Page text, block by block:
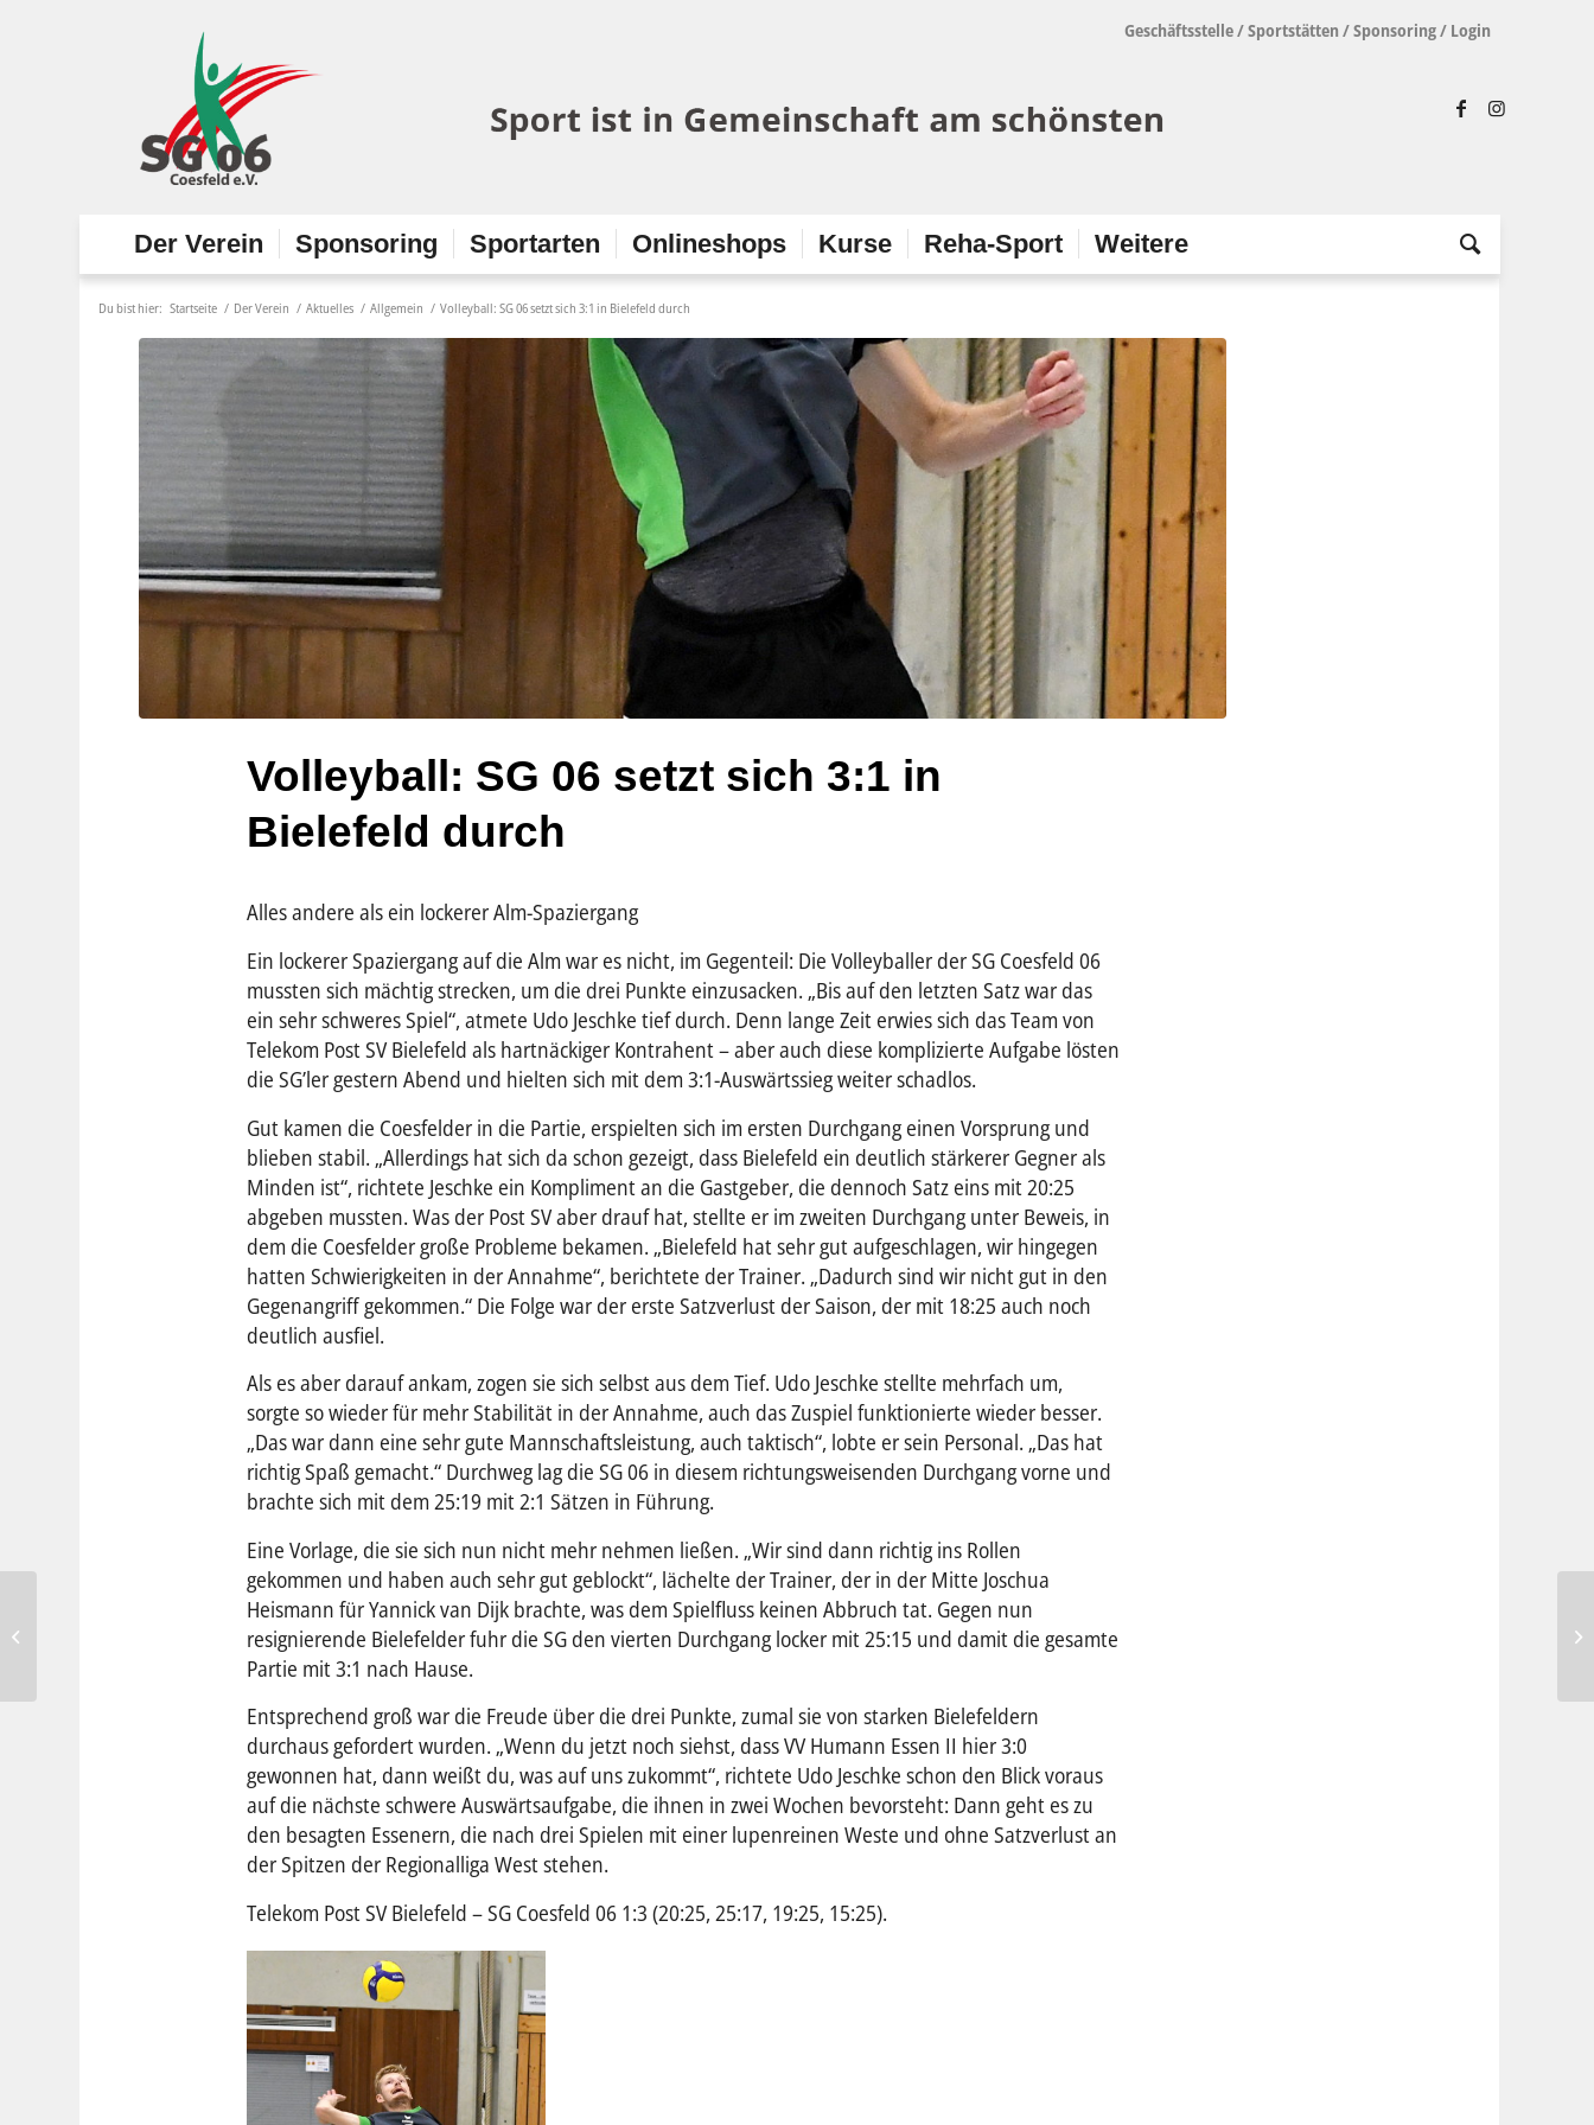
Geschäftsstelle/Sportstätten /Sponsoring/ Login
Der Verein Sponsoring Sportarten Onlineshops Kurse Reha-Sport Weitere
Du bist hier: Startseite / Der Verein / Aktuelles / Allgemein / Volleyball: SG 06 setzt sich 3:1 in Bielefeld durch
Volleyball: SG 06 setzt sich 3:1 in
Bielefeld durch
Alles andere als ein lockerer Alm-Spaziergang
Ein lockerer Spaziergang auf die Alm war es nicht, im Gegenteil: Die Volleyballer der SG Coesfeld 06
mussten sich mächtig strecken, um die drei Punkte einzusacken. „Bis auf den letzten Satz war das
ein sehr schweres Spiel“, atmete Udo Jeschke tief durch. Denn lange Zeit erwies sich das Team von
Telekom Post SV Bielefeld als hartnäckiger Kontrahent – aber auch diese komplizierte Aufgabe lösten
die SG’ler gestern Abend und hielten sich mit dem 3:1-Auswärtssieg weiter schadlos.
Gut kamen die Coesfelder in die Partie, erspielten sich im ersten Durchgang einen Vorsprung und
blieben stabil. „Allerdings hat sich da schon gezeigt, dass Bielefeld ein deutlich stärkerer Gegner als
Minden ist“, richtete Jeschke ein Kompliment an die Gastgeber, die dennoch Satz eins mit 20:25
abgeben mussten. Was der Post SV aber drauf hat, stellte er im zweiten Durchgang unter Beweis, in
dem die Coesfelder große Probleme bekamen. „Bielefeld hat sehr gut aufgeschlagen, wir hingegen
hatten Schwierigkeiten in der Annahme“, berichtete der Trainer. „Dadurch sind wir nicht gut in den
Gegenangriff gekommen.“ Die Folge war der erste Satzverlust der Saison, der mit 18:25 auch noch
deutlich ausfiel.
Als es aber darauf ankam, zogen sie sich selbst aus dem Tief. Udo Jeschke stellte mehrfach um,
sorgte so wieder für mehr Stabilität in der Annahme, auch das Zuspiel funktionierte wieder besser.
„Das war dann eine sehr gute Mannschaftsleistung, auch taktisch“, lobte er sein Personal. „Das hat
richtig Spaß gemacht.“ Durchweg lag die SG 06 in diesem richtungsweisenden Durchgang vorne und
brachte sich mit dem 25:19 mit 2:1 Sätzen in Führung.
Eine Vorlage, die sie sich nun nicht mehr nehmen ließen. „Wir sind dann richtig ins Rollen
gekommen und haben auch sehr gut geblockt“, lächelte der Trainer, der in der Mitte Joschua
Heismann für Yannick van Dijk brachte, was dem Spielfluss keinen Abbruch tat. Gegen nun
resignierende Bielefelder fuhr die SG den vierten Durchgang locker mit 25:15 und damit die gesamte
Partie mit 3:1 nach Hause.
Entsprechend groß war die Freude über die drei Punkte, zumal sie von starken Bielefeldern
durchaus gefordert wurden. „Wenn du jetzt noch siehst, dass VV Humann Essen II hier 3:0
gewonnen hat, dann weißt du, was auf uns zukommt“, richtete Udo Jeschke schon den Blick voraus
auf die nächste schwere Auswärtsaufgabe, die ihnen in zwei Wochen bevorsteht: Dann geht es zu
den besagten Essenern, die nach drei Spielen mit einer lupenreinen Weste und ohne Satzverlust an
der Spitzen der Regionalliga West stehen.
Telekom Post SV Bielefeld – SG Coesfeld 06 1:3 (20:25, 25:17, 19:25, 15:25).